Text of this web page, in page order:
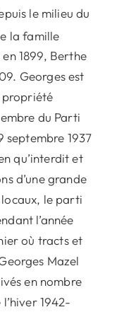
le milieu du
la famille
1899, Berthe
Georges est
du Parti
septembre 1937
qu’interdit et
d’une grande
le parti
l’année
où tracts et
Mazel
en nombre
1942-